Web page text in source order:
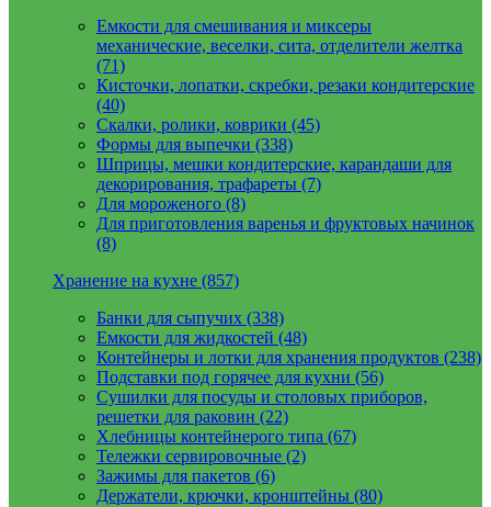
Емкости для смешивания и миксеры
механические, веселки, сита, отделители желтка
(71)
Кисточки, лопатки, скребки, резаки кондитерские
(40)
Скалки, ролики, коврики (45)
Формы для выпечки (338)
Шприцы, мешки кондитерские, карандаши для
декорирования, трафареты (7)
Для мороженого (8)
Для приготовления варенья и фруктовых начинок
(8)
Хранение на кухне (857)
Банки для сыпучих (338)
Емкости для жидкостей (48)
Контейнеры и лотки для хранения продуктов (238)
Подставки под горячее для кухни (56)
Сушилки для посуды и столовых приборов,
решетки для раковин (22)
Хлебницы контейнерого типа (67)
Тележки сервировочные (2)
Зажимы для пакетов (6)
Держатели, крючки, кронштейны (80)